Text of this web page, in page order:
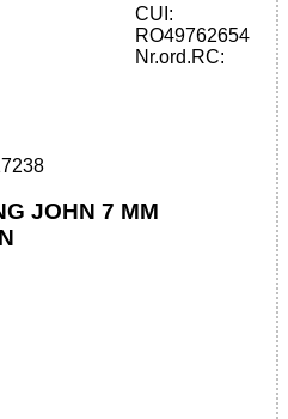
LONG
JOHN 7 MM
CUI:
RO49762654
Nr.ord.RC: